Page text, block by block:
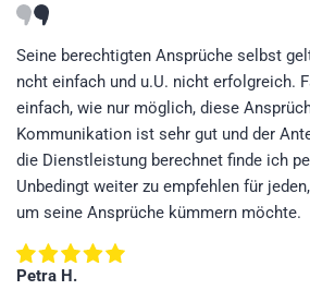
Seine berechtigten Ansprüche selbst
ncht einfach und u.U. nicht erfolgreich.
einfach, wie nur möglich, diese
Kommunikation ist sehr gut und der
die Dienstleistung berechnet finde ich
Unbedingt weiter zu empfehlen für
um seine Ansprüche kümmern möchte.
Petra H.